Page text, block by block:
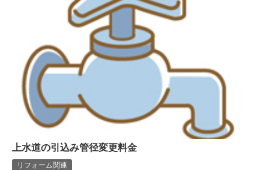
上水道の引込み管径変更料金
リフォーム関連